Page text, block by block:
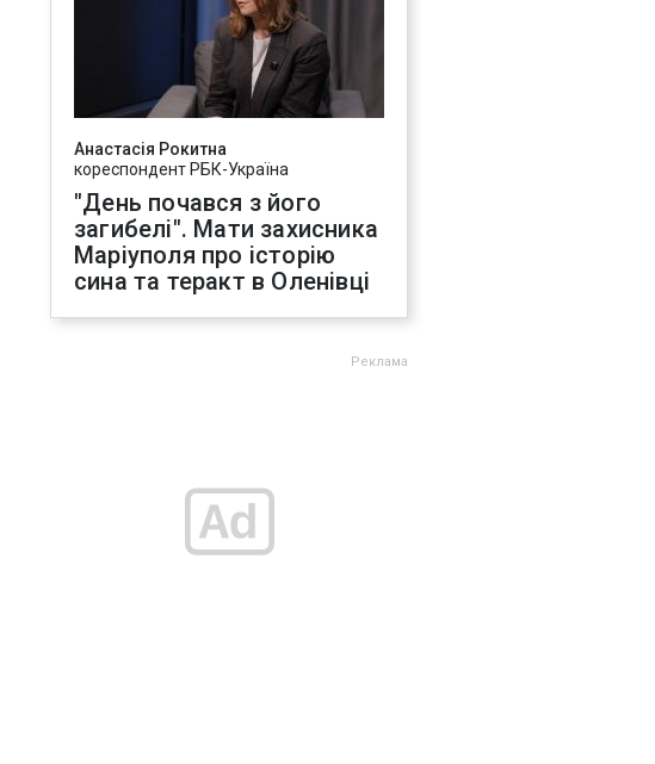
Анастасія Рокитна
кореспондент РБК-Україна
"День почався з його
загибелі". Мати захисника
Маріуполя про історію
сина та теракт в Оленівці